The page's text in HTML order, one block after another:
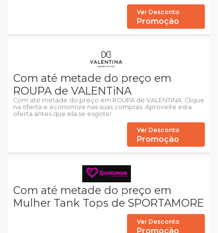
Ver Desconto
Promoção
Com até metade do preço em
ROUPA de VALENTiNA
Com até metade do preço em ROUPA de VALENTiNA. Clique
na oferta e economize nas suas compras. Aproveite esta
oferta antes que ela se esgote!
Ver Desconto
Promoção
Com até metade do preço em
Mulher Tank Tops de SPORTAMORE
Ver Desconto
Promoção